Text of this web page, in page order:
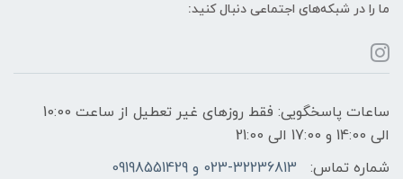
ما را در شبکه‌های اجتماعی دنبال کنید:
ساعات پاسخگویی: فقط روزهای غیر تعطیل از ساعت 10:00
الی 14:00 و 17:00 الی 21:00
شماره تماس:
023-32236813 و 09198551429